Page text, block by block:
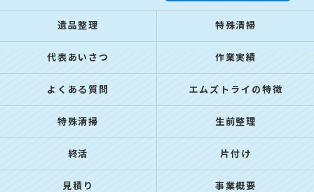
遺品整理 特殊清掃
代表あいさつ 作業実績
よくある質問 エムズトライの特徴
特殊清掃 生前整理
終活 片付け
見積り 事業概要